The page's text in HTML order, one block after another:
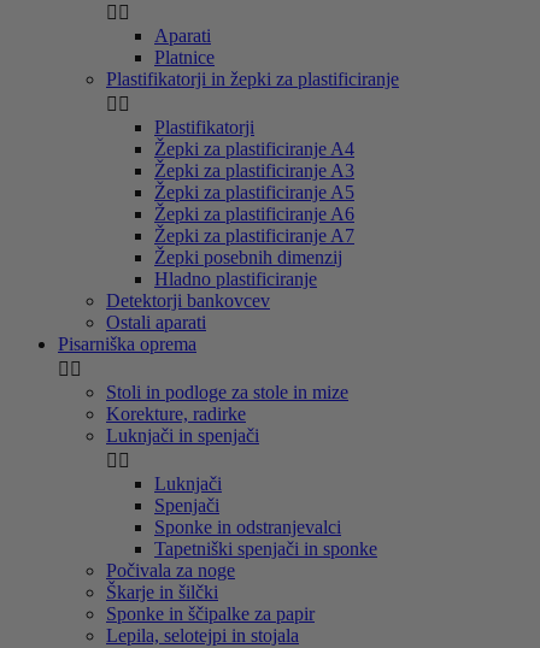
 
Aparati
Platnice
Plastifikatorji in žepki za plastificiranje
 
Plastifikatorji
Žepki za plastificiranje A4
Žepki za plastificiranje A3
Žepki za plastificiranje A5
Žepki za plastificiranje A6
Žepki za plastificiranje A7
Žepki posebnih dimenzij
Hladno plastificiranje
Detektorji bankovcev
Ostali aparati
Pisarniška oprema
 
Stoli in podloge za stole in mize
Korekture, radirke
Luknjači in spenjači
 
Luknjači
Spenjači
Sponke in odstranjevalci
Tapetniški spenjači in sponke
Počivala za noge
Škarje in šilčki
Sponke in ščipalke za papir
Lepila, selotejpi in stojala